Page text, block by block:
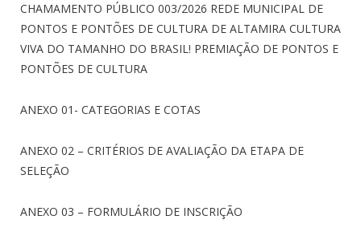
CHAMAMENTO PÚBLICO 003/2026 REDE MUNICIPAL DE
PONTOS E PONTÕES DE CULTURA DE ALTAMIRA CULTURA
VIVA DO TAMANHO DO BRASIL! PREMIAÇÃO DE PONTOS E
PONTÕES DE CULTURA
ANEXO 01- CATEGORIAS E COTAS
ANEXO 02 – CRITÉRIOS DE AVALIAÇÃO DA ETAPA DE
SELEÇÃO
ANEXO 03 – FORMULÁRIO DE INSCRIÇÃO